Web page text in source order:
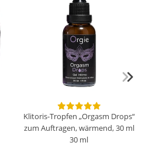
Klitoris-Tropfen „Orgasm Drops“
zum Auftragen, wärmend, 30 ml
30 ml